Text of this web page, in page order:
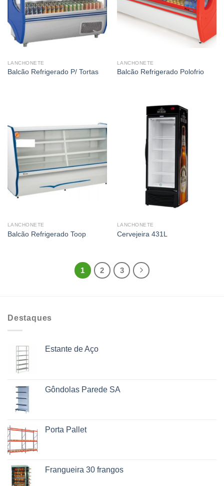
LANCHONETE
Balcão Refrigerado P/ Tortas
LANCHONETE
Balcão Refrigerado Polofrio
LANCHONETE
Balcão Refrigerado Toop
LANCHONETE
Cervejeira 431L
1 2 3
Destaques
Estante de Aço
Gôndolas Parede SA
Porta Pallet
Frangueira 30 frangos